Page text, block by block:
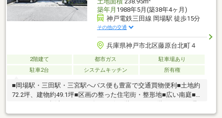
築年月 1988年5月(築38年4ヶ月)
神戸電鉄三田線 岡場駅 徒歩15分
その他の交通
兵庫県神戸市北区藤原台北町４
2階建て 都市ガス
駐車場あり
駐車2台
システムキッチン 所有権
■岡場駅・三田駅・三宮駅へバス便も豊富で交通買物便利■土地約
72.2坪、建物約49.1坪■区画の整った住宅街・整形地■広い南庭■カ
帯向け、使い勝手の良い間取。浴室のみ1階に1つです。■窓も大